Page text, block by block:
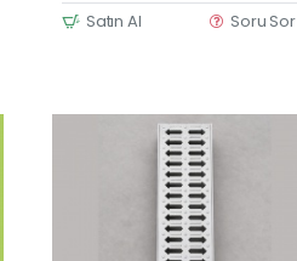
Satın Al Soru Sor